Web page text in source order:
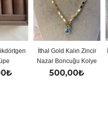
İthal Gold Kalın Zincir
Nazar Boncuğu Kolye
500,00₺
İthal